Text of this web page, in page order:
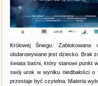
Królowej Śniegu.
obdarowywane jest dziecko. Brak
świata baśni, który stanowi punkt
swój urok w wyniku niedbałości o
przestaje być czytelna. Materia